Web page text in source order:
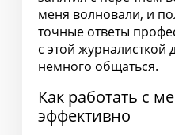
меня волновали, и
точные ответы
с этой
немного общаться.
Как работать с
эффективно